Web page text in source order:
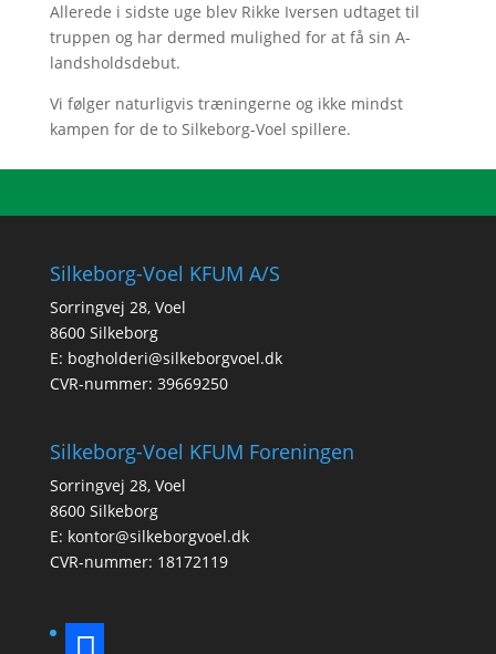
Allerede i sidste uge blev Rikke Iversen udtaget til
truppen og har dermed mulighed for at få sin A-
landsholdsdebut.
Vi følger naturligvis træningerne og ikke mindst
kampen for de to Silkeborg-Voel spillere.
Silkeborg-Voel KFUM A/S
Sorringvej 28, Voel
8600 Silkeborg
E: bogholderi@silkeborgvoel.dk
CVR-nummer: 39669250
Silkeborg-Voel KFUM Foreningen
Sorringvej 28, Voel
8600 Silkeborg
E: kontor@silkeborgvoel.dk
CVR-nummer: 18172119
facebook